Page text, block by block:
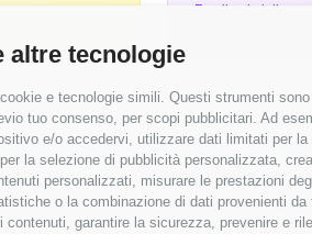
altre tecnologie
e tecnologie simili. Questi strumenti
tuo consenso, per scopi pubblicitari. Ad
e/o accedervi, utilizzare dati limitati per
la selezione di pubblicità personalizzata,
personalizzati, misurare le prestazioni
o la combinazione di dati provenienti
garantire la sicurezza, prevenire e
Feedback dalla
⭐ Valutazioni
Punteggi medi basati